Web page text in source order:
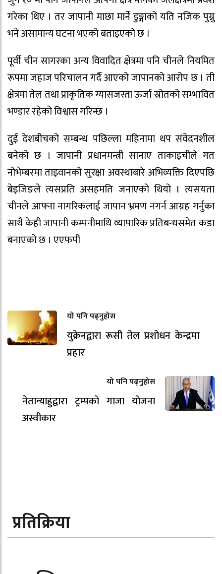
गरेका थिए । तर जापानी माछा मार्ने डुङ्गाको यति नजिक पुग्नु
भने असामान्य घटना भएको बताइएको छ ।
पूर्वी चीन सागरका अन्य विवादित क्षेत्रमा पनि चीनले नियमित
रूपमा जहाज परिचालन गर्दै आएको जापानको आरोप छ । ती
क्षेत्रमा तेल तथा प्राकृतिक ग्यासजस्ता ऊर्जा स्रोतको सम्भावित
भण्डार रहेको विश्वास गरिन्छ ।
दुई देशबीचको सम्बन्ध पछिल्ला महिनामा थप संवेदनशील
बनेको छ । जापानी प्रधानमन्त्री सानाए ताकाइचीले गत
नोभेम्बरमा ताइवानको सुरक्षा अवस्थाबारे अभिव्यक्ति दिएपछि
बेइजिङले त्यसप्रति असहमति जनाएको थियो । त्यसयता
चीनले आफ्ना नागरिकलाई जापान भ्रमण नगर्न आग्रह गर्नुका
साथै केही जापानी कम्पनीमाथि व्यापारिक प्रतिबन्धसमेत कडा
बनाएको छ । एएफपी
यो पनि पढ्नुहोस
युक्रेनद्वारा रूसी तेल प्रशोधन केन्द्रमा
प्रहार
यो पनि पढ्नुहोस
नेतान्याहुद्वारा ट्रम्पको गाजा योजना
अस्वीकार
प्रतिक्रिया